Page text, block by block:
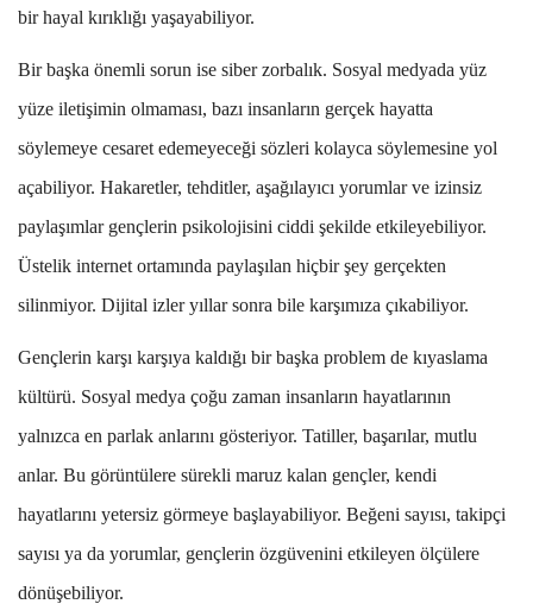
bir hayal kırıklığı yaşayabiliyor.
Bir başka önemli sorun ise siber zorbalık. Sosyal medyada yüz
yüze iletişimin olmaması, bazı insanların gerçek hayatta
söylemeye cesaret edemeyeceği sözleri kolayca söylemesine yol
açabiliyor. Hakaretler, tehditler, aşağılayıcı yorumlar ve izinsiz
paylaşımlar gençlerin psikolojisini ciddi şekilde etkileyebiliyor.
Üstelik internet ortamında paylaşılan hiçbir şey gerçekten
silinmiyor. Dijital izler yıllar sonra bile karşımıza çıkabiliyor.
Gençlerin karşı karşıya kaldığı bir başka problem de kıyaslama
kültürü. Sosyal medya çoğu zaman insanların hayatlarının
yalnızca en parlak anlarını gösteriyor. Tatiller, başarılar, mutlu
anlar. Bu görüntülere sürekli maruz kalan gençler, kendi
hayatlarını yetersiz görmeye başlayabiliyor. Beğeni sayısı, takipçi
sayısı ya da yorumlar, gençlerin özgüvenini etkileyen ölçülere
dönüşebiliyor.